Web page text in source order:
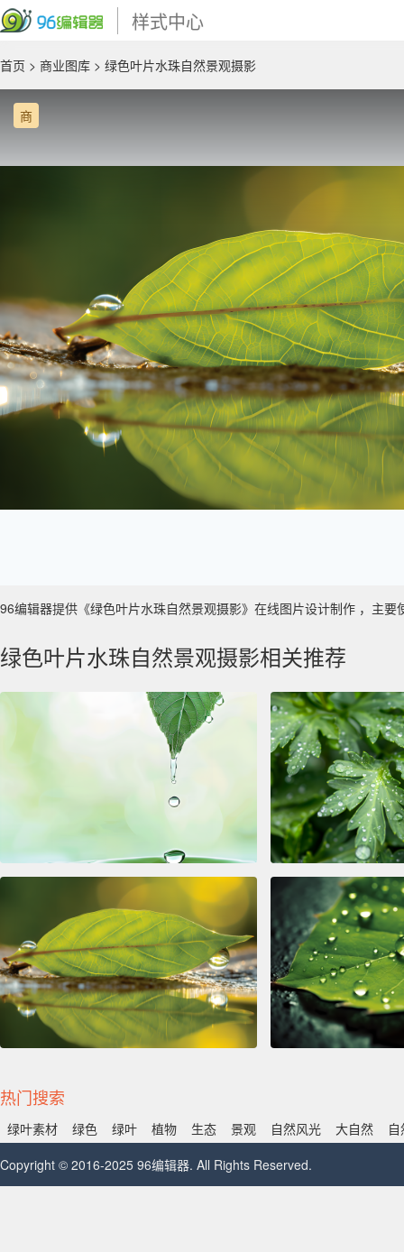
样式中心
首页 > 商业图库 > 绿色叶片水珠自然景观摄影
商
96编辑器提供《绿色叶片水珠自然景观摄影》在线图片设计制作 ，主
绿色叶片水珠自然景观摄影相关推荐
热门搜索
绿叶素材 绿色 绿叶 植物 生态 景观 自然风光 大自然
Copyright © 2016-2025 96编辑器. All Rights Reserved.